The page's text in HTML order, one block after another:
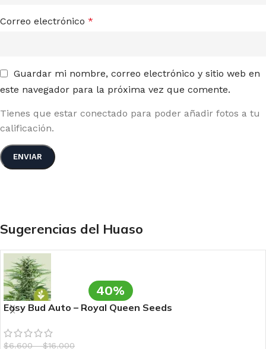
Correo electrónico *
Guardar mi nombre, correo electrónico y sitio web en
este navegador para la próxima vez que comente.
Tienes que estar conectado para poder añadir fotos a tu
calificación.
Sugerencias del Huaso
40%
Easy Bud Auto – Royal Queen Seeds
$6.600 - $16.000